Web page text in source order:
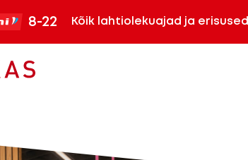
8-22 Kõik lahtiolekuajad ja erisused